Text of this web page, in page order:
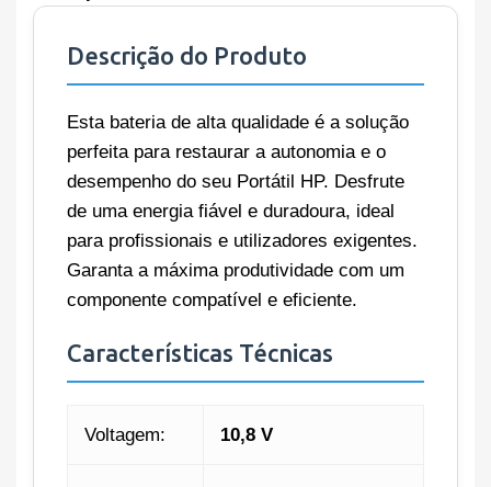
Descrição do Produto
Esta bateria de alta qualidade é a solução
perfeita para restaurar a autonomia e o
desempenho do seu Portátil HP. Desfrute
de uma energia fiável e duradoura, ideal
para profissionais e utilizadores exigentes.
Garanta a máxima produtividade com um
componente compatível e eficiente.
Características Técnicas
Voltagem: 10,8 V